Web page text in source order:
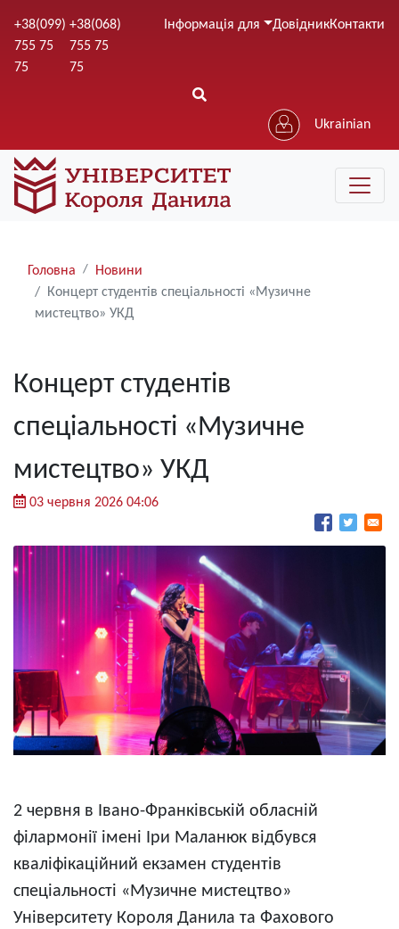
до
+38(099)
755 75
75
+38(068)
755 75
75
Інформація для ДовідникКонтакти
Ukrainian
Рядки
навіґації
Головна
Новини
Концерт студентів спеціальності «Музичне
мистецтво» УКД
Концерт студентів
спеціальності «Музичне
мистецтво» УКД
03 червня 2026 04:06
2 червня в Івано-Франківській обласній
філармонії імені Іри Маланюк відбувся
кваліфікаційний екзамен студентів
спеціальності «Музичне мистецтво»
Університету Короля Данила та Фахового